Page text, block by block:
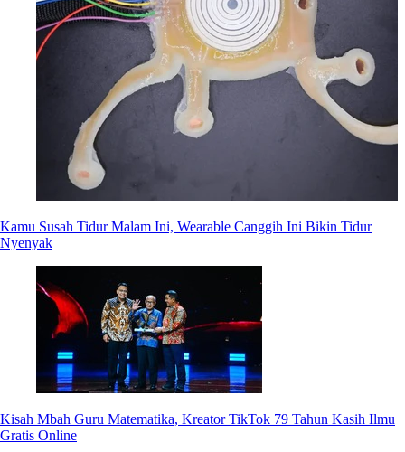
Kamu Susah Tidur Malam Ini, Wearable Canggih Ini Bikin Tidur
Nyenyak
Kisah Mbah Guru Matematika, Kreator TikTok 79 Tahun Kasih Ilmu
Gratis Online